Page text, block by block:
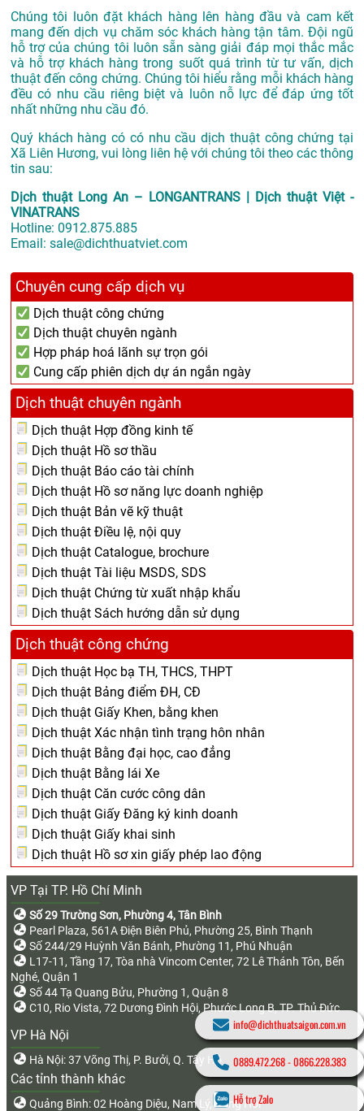
Chúng tôi luôn đặt khách hàng lên hàng đầu và cam kết
mang đến dịch vụ chăm sóc khách hàng tận tâm. Đội ngũ
hỗ trợ của chúng tôi luôn sẵn sàng giải đáp mọi thắc mắc
và hỗ trợ khách hàng trong suốt quá trình từ tư vấn, dịch
thuật đến công chứng. Chúng tôi hiểu rằng mỗi khách hàng
đều có nhu cầu riêng biệt và luôn nỗ lực để đáp ứng tốt
nhất những nhu cầu đó.
Quý khách hàng có có nhu cầu dịch thuật công chứng tại
Xã Liên Hương, vui lòng liên hệ với chúng tôi theo các thông
tin sau:
Dịch thuật Long An – LONGANTRANS | Dịch thuật Việt -
VINATRANS
Hotline: 0912.875.885
Email: sale@dichthuatviet.com
Chuyên cung cấp dịch vụ
Dịch thuật công chứng
Dịch thuật chuyên ngành
Hợp pháp hoá lãnh sự trọn gói
Cung cấp phiên dịch dự án ngắn ngày
Dịch thuật chuyên ngành
Dịch thuật Hợp đồng kinh tế
Dịch thuật Hồ sơ thầu
Dịch thuật Báo cáo tài chính
Dịch thuật Hồ sơ năng lực doanh nghiệp
Dịch thuật Bản vẽ kỹ thuật
Dịch thuật Điều lệ, nội quy
Dịch thuật Catalogue, brochure
Dịch thuật Tài liệu MSDS, SDS
Dịch thuật Chứng từ xuất nhập khẩu
Dịch thuật Sách hướng dẫn sử dụng
Dịch thuật công chứng
Dịch thuật Học bạ TH, THCS, THPT
Dịch thuật Bảng điểm ĐH, CĐ
Dịch thuật Giấy Khen, bằng khen
Dịch thuật Xác nhận tình trạng hôn nhân
Dịch thuật Bằng đại học, cao đẳng
Dịch thuật Bằng lái Xe
Dịch thuật Căn cước công dân
Dịch thuật Giấy Đăng ký kinh doanh
Dịch thuật Giấy khai sinh
Dịch thuật Hồ sơ xin giấy phép lao động
VP Tại TP. Hồ Chí Minh
Số 29 Trường Sơn, Phường 4, Tân Bình
Pearl Plaza, 561A Điện Biên Phủ, Phường 25, Bình Thạnh
Số 244/29 Huỳnh Văn Bánh, Phường 11, Phú Nhuận
L17-11, Tầng 17, Tòa nhà Vincom Center, 72 Lê Thánh Tôn, Bến
Nghé, Quận 1
Số 44 Tạ Quang Bửu, Phường 1, Quận 8
C10, Rio Vista, 72 Dương Đình Hội, Phước Long B, TP. Thủ Đức
VP Hà Nội
Hà Nội: 37 Võng Thị, P. Bưởi, Q. Tây Hồ
Các tỉnh thành khác
Quảng Bình: 02 Hoàng Diệu, Nam Lý, Đồng Hới
info@dichthuatsaigon.com.vn
0889.472.268-0866.228.383
Hỗ trợ Zalo